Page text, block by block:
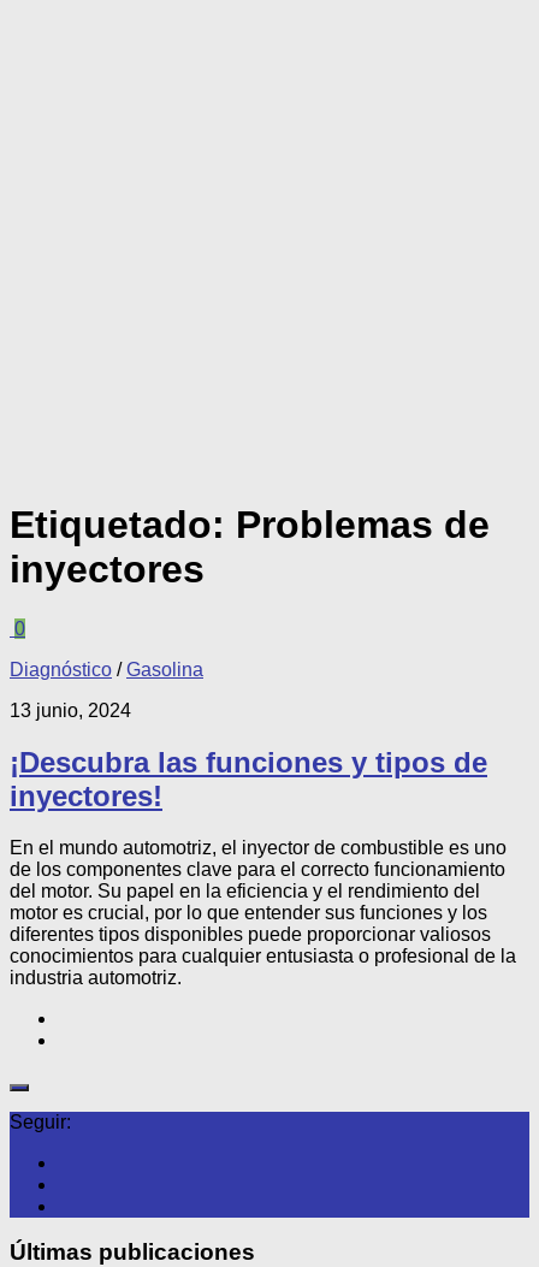
Etiquetado: Problemas de
inyectores
0
Diagnóstico /Gasolina
13 junio, 2024
¡Descubra las funciones y tipos de
inyectores!
En el mundo automotriz, el inyector de combustible es uno
de los componentes clave para el correcto funcionamiento
del motor. Su papel en la eficiencia y el rendimiento del
motor es crucial, por lo que entender sus funciones y los
diferentes tipos disponibles puede proporcionar valiosos
conocimientos para cualquier entusiasta o profesional de la
industria automotriz.
Seguir:
Últimas publicaciones